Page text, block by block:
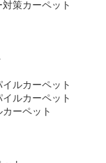
策カーペット
ルカーペット
ルカーペット
ーペット